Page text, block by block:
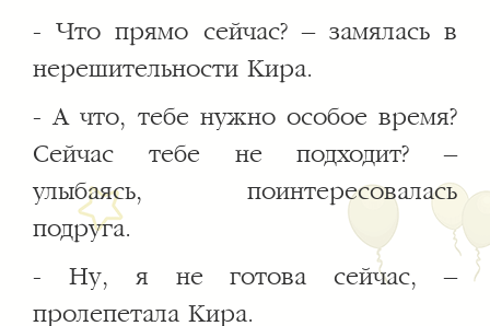
- Что прямо сейчас? – замялась в
нерешительности Кира.
- А что, тебе нужно особое время?
Сейчас тебе не подходит? –
улыбаясь, поинтересовалась
подруга.
- Ну, я не готова сейчас, –
пролепетала Кира.